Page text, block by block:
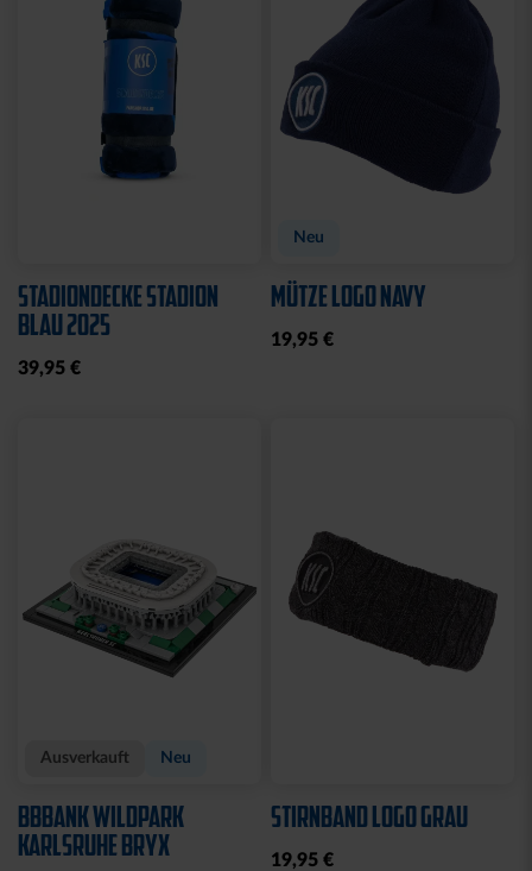
STADIONDECKE STADION
BLAU 2025
39,95 €
Neu
MÜTZE LOGO NAVY
19,95 €
Ausverkauft Neu
BBBANK WILDPARK
KARLSRUHE BRYX
STIRNBAND LOGO GRAU
19,95 €